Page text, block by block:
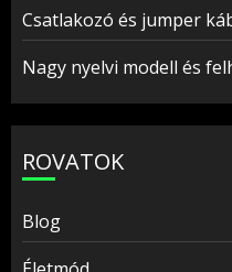
Csatlakozó és jumper
Nagy nyelvi modell és
ROVATOK
Blog